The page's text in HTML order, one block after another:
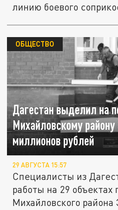
линию боевого
Дагестан выделил на
Михайловскому
миллионов рублей
ОБЩЕСТВО
29 АВГУСТА 15:57
Специалисты из
работы на 29
Михайловского района